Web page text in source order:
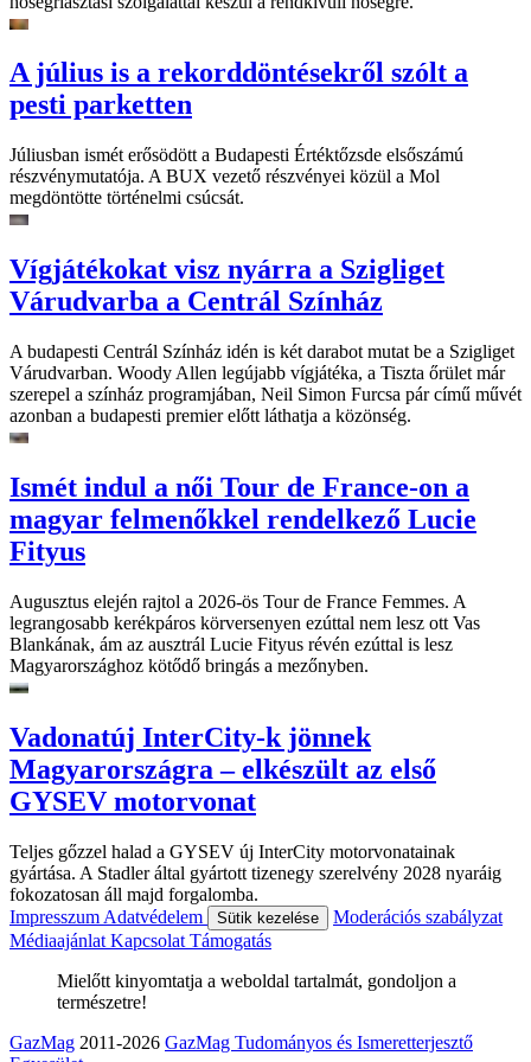
A július is a rekorddöntésekről szólt a
pesti parketten
Júliusban ismét erősödött a Budapesti Értéktőzsde elsőszámú
részvénymutatója. A BUX vezető részvényei közül a Mol
megdöntötte történelmi csúcsát.
Vígjátékokat visz nyárra a Szigliget
Várudvarba a Centrál Színház
A budapesti Centrál Színház idén is két darabot mutat be a Szigliget
Várudvarban. Woody Allen legújabb vígjátéka, a Tiszta őrület már
szerepel a színház programjában, Neil Simon Furcsa pár című művét
azonban a budapesti premier előtt láthatja a közönség.
Ismét indul a női Tour de France-on a
magyar felmenőkkel rendelkező Lucie
Fityus
Augusztus elején rajtol a 2026-ös Tour de France Femmes. A
legrangosabb kerékpáros körversenyen ezúttal nem lesz ott Vas
Blankának, ám az ausztrál Lucie Fityus révén ezúttal is lesz
Magyarországhoz kötődő bringás a mezőnyben.
Vadonatúj InterCity-k jönnek
Magyarországra – elkészült az első
GYSEV motorvonat
Teljes gőzzel halad a GYSEV új InterCity motorvonatainak
gyártása. A Stadler által gyártott tizenegy szerelvény 2028 nyaráig
fokozatosan áll majd forgalomba.
Impresszum Adatvédelem Sütik kezelése
Moderációs szabályzat
Médiaajánlat Kapcsolat Támogatás
Mielőtt kinyomtatja a weboldal tartalmát, gondoljon a
természetre!
GazMag 2011-2026 GazMag Tudományos és Ismeretterjesztő